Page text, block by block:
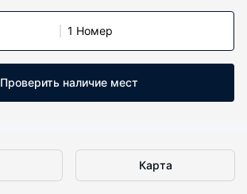
1 Номер
Проверить наличие мест
Карта